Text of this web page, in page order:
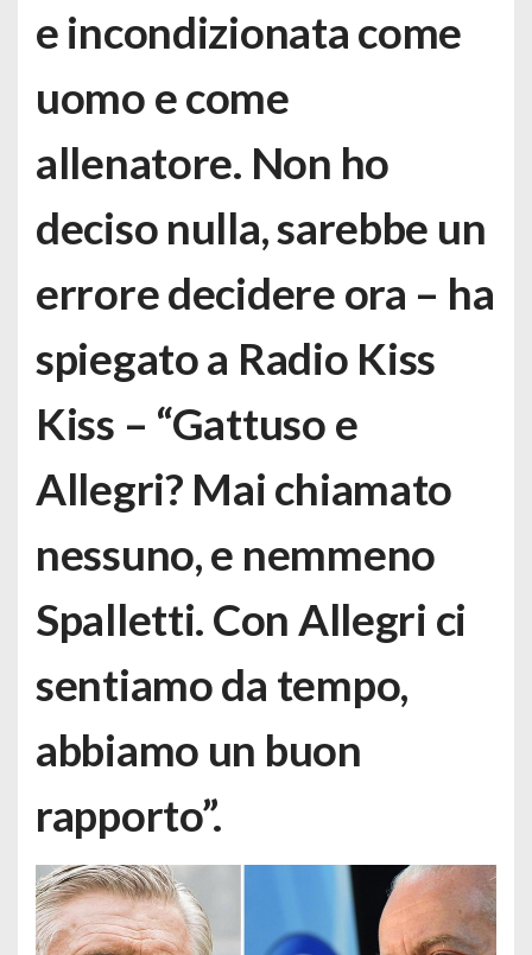
e incondizionata come
uomo e come
allenatore. Non ho
deciso nulla, sarebbe un
errore decidere ora – ha
spiegato a Radio Kiss
Kiss – “Gattuso e
Allegri? Mai chiamato
nessuno, e nemmeno
Spalletti. Con Allegri ci
sentiamo da tempo,
abbiamo un buon
rapporto”.